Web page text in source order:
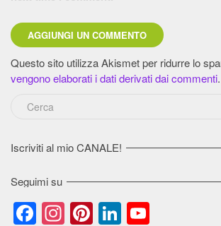
Questo sito utilizza Akismet per ridurre lo
vengono elaborati i dati derivati dai commenti.
Iscriviti al mio CANALE!
Seguimi su
Facebook
Instagram
Pinterest
LinkedIn